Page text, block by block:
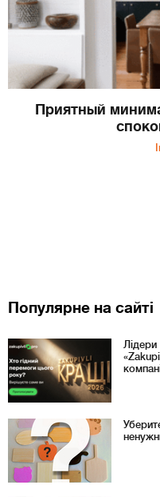
Приятный
Популярне на сайті
Лідери